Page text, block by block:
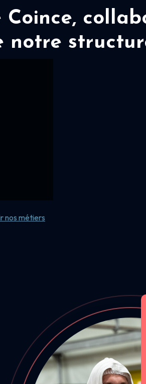
Coince,
notre
nos métiers